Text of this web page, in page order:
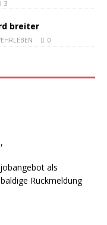
3
breiter
0
als
Rückmeldung